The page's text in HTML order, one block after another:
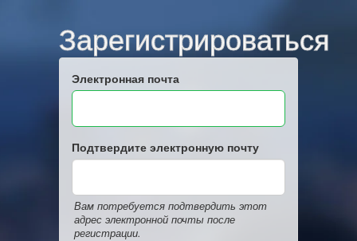
Зарегистрироваться
Электронная почта
Подтвердите электронную почту
Вам потребуется подтвердить этот
адрес электронной почты после
регистрации.